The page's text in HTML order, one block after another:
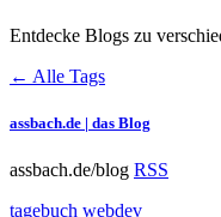
Entdecke Blogs zu
← Alle Tags
assbach.de | das Blog
assbach.de/blog RSS
tagebuch webdev